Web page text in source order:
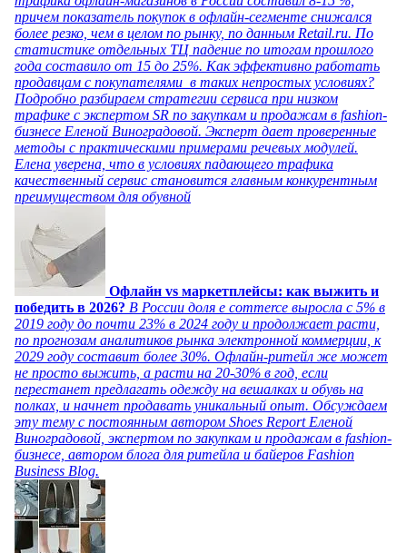
причем показатель покупок в офлайн-сегменте снижался
более резко, чем в целом по рынку, по данным Retail.ru. По
статистике отдельных ТЦ падение по итогам прошлого
года составило от 15 до 25%. Как эффективно работать
продавцам с покупателями в таких непростых условиях?
Подробно разбираем стратегии сервиса при низком
трафике с экспертом SR по закупкам и продажам в fashion-
бизнесе Еленой Виноградовой. Эксперт дает проверенные
методы с практическими примерами речевых модулей.
Елена уверена, что в условиях падающего трафика
качественный сервис становится главным конкурентным
преимуществом для обувной
Офлайн vs маркетплейсы: как выжить и
победить в 2026? В России доля e commerce выросла с 5% в
2019 году до почти 23% в 2024 году и продолжает расти,
по прогнозам аналитиков рынка электронной коммерции, к
2029 году составит более 30%. Офлайн-ритейл же может
не просто выжить, а расти на 20-30% в год, если
перестанет предлагать одежду на вешалках и обувь на
полках, и начнет продавать уникальный опыт. Обсуждаем
эту тему с постоянным автором Shoes Report Еленой
Виноградовой, экспертом по закупкам и продажам в fashion-
бизнесе, автором блога для ритейла и байеров Fashion
Business Blog.